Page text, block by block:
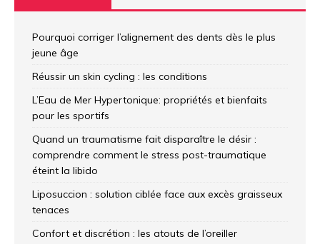
Pourquoi corriger l’alignement des dents dès le plus
jeune âge
Réussir un skin cycling : les conditions
L’Eau de Mer Hypertonique: propriétés et bienfaits
pour les sportifs
Quand un traumatisme fait disparaître le désir :
comprendre comment le stress post-traumatique
éteint la libido
Liposuccion : solution ciblée face aux excès graisseux
tenaces
Confort et discrétion : les atouts de l’oreiller